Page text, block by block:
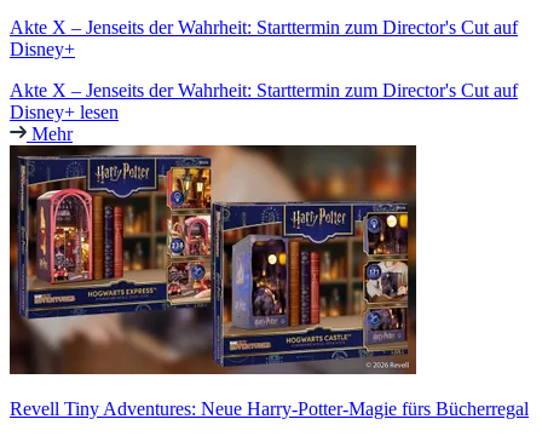
Akte X – Jenseits der Wahrheit: Starttermin zum Director's Cut auf
Disney+
Akte X – Jenseits der Wahrheit: Starttermin zum Director's Cut auf
Disney+ lesen
Mehr
Revell Tiny Adventures: Neue Harry-Potter-Magie fürs Bücherregal